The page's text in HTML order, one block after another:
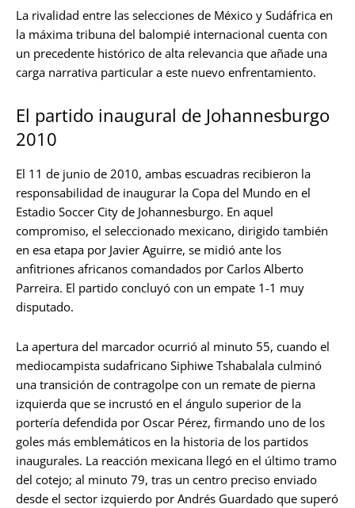
La rivalidad entre las selecciones de México y Sudáfrica en
la máxima tribuna del balompié internacional cuenta con
un precedente histórico de alta relevancia que añade una
carga narrativa particular a este nuevo enfrentamiento.
El partido inaugural de Johannesburgo
2010
El 11 de junio de 2010, ambas escuadras recibieron la
responsabilidad de inaugurar la Copa del Mundo en el
Estadio Soccer City de Johannesburgo. En aquel
compromiso, el seleccionado mexicano, dirigido también
en esa etapa por Javier Aguirre, se midió ante los
anfitriones africanos comandados por Carlos Alberto
Parreira. El partido concluyó con un empate 1-1 muy
disputado.
La apertura del marcador ocurrió al minuto 55, cuando el
mediocampista sudafricano Siphiwe Tshabalala culminó
una transición de contragolpe con un remate de pierna
izquierda que se incrustó en el ángulo superior de la
portería defendida por Oscar Pérez, firmando uno de los
goles más emblemáticos en la historia de los partidos
inaugurales. La reacción mexicana llegó en el último tramo
del cotejo; al minuto 79, tras un centro preciso enviado
desde el sector izquierdo por Andrés Guardado que superó